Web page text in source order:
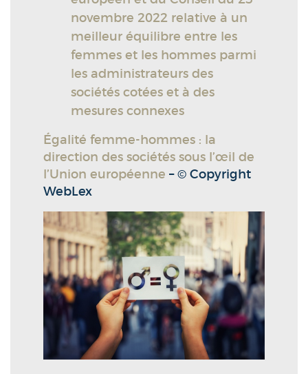
novembre 2022 relative à un
meilleur équilibre entre les
femmes et les hommes parmi
les administrateurs des
sociétés cotées et à des
mesures connexes
Égalité femme-hommes : la
direction des sociétés sous l’œil de
l’Union européenne – © Copyright
WebLex